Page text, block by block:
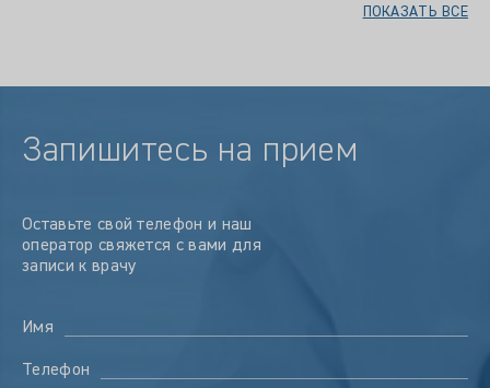
ПОКАЗАТЬ ВСЕ
Запишитесь на прием
Оставьте свой телефон и наш
оператор свяжется с вами для
записи к врачу
Имя
Телефон